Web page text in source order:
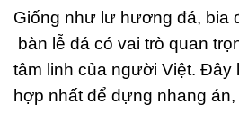
Giống như lư hương đá, bia
bàn lễ đá có vai trò quan
tâm linh của người Việt. Đây
hợp nhất để dựng nhang